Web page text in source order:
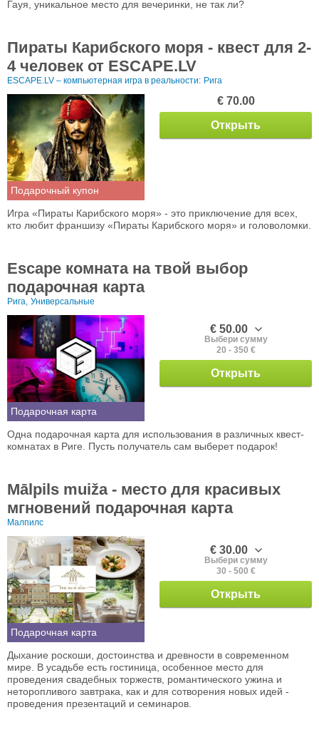
Гауя, уникальное место для вечеринки, не так ли?
Пираты Карибского моря - квест для 2-
4 человек от ESCAPE.LV
ESCAPE.LV – компьютерная игра в реальности: Рига
Подарочный купон
€ 70.00
Открыть
Игра «Пираты Карибского моря» - это приключение для всех,
кто любит франшизу «Пираты Карибского моря» и головоломки.
Escape комната на твой выбор
подарочная карта
Рига, Универсальные
Подарочная карта
€ 50.00
Выбери сумму
20 - 350 €
Открыть
Одна подарочная карта для использования в различных квест-
комнатах в Риге. Пусть получатель сам выберет подарок!
Mālpils muiža - место для красивых
мгновений подарочная карта
Малпилс
Подарочная карта
€ 30.00
Выбери сумму
30 - 500 €
Открыть
Дыхание роскоши, достоинства и древности в современном
мире. В усадьбе есть гостиница, особенное место для
проведения свадебных торжеств, романтического ужина и
неторопливого завтрака, как и для сотворения новых идей -
проведения презентаций и семинаров.